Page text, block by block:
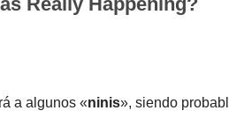
a algunos «ninis», siendo